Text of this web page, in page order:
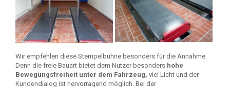
Wir empfehlen diese Stempelbühne besonders für die Annahme.
Denn die freie Bauart bietet dem Nutzer besonders hohe
Bewegungsfreiheit unter dem Fahrzeug, viel Licht und der
Kundendialog ist hervorragend möglich. Bei der